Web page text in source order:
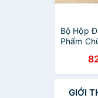
Bộ Hộp
Phẩm
Khóa
Chắn -
nhiên)
GIỚI